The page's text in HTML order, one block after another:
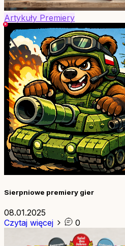
Artykuły Premiery
Sierpniowe premiery gier
08.01.2025
Czytaj więcej
0